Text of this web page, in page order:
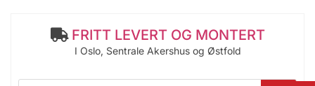
FRITT LEVERT OG MONTERT
I Oslo, Sentrale Akershus og Østfold